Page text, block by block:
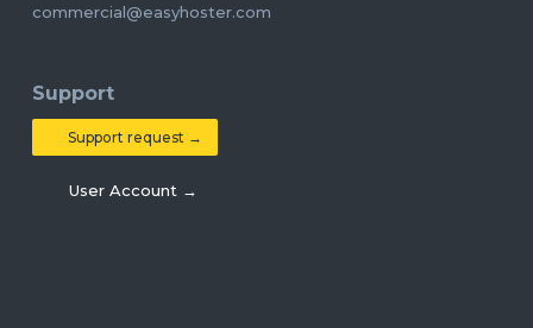
commercial@easyhoster.com
Support
Support request →
User Account →